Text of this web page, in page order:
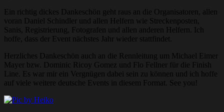
Ein richtig dickes Dankeschön geht raus an die Organisatoren, allen
voran Daniel Schindler und allen Helfern wie Streckenposten,
Sanis, Registrierung, Fotografen und allen anderen Helfern. Ich
hoffe, dass der Event nächstes Jahr wieder stattfindet.
Herzliches Dankeschön auch an die Rennleitung um Michael Eimer
Mayer bzw. Dominic Ricoy Gomez und Flo Fellner für die Finish
Line. Es war mir ein Vergnügen dabei sein zu können und ich hoffe
auf viele weitere deutsche Events in diesem Format. See you!